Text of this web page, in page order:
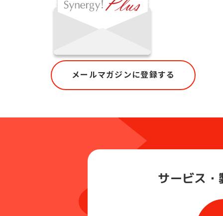
メールマガジンに登録する
サービス